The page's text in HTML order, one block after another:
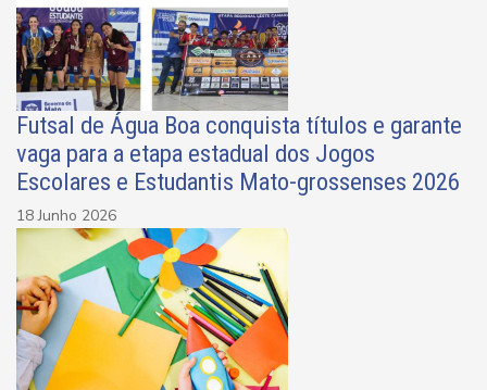
Futsal de Água Boa conquista títulos e garante
vaga para a etapa estadual dos Jogos
Escolares e Estudantis Mato-grossenses 2026
18 Junho 2026